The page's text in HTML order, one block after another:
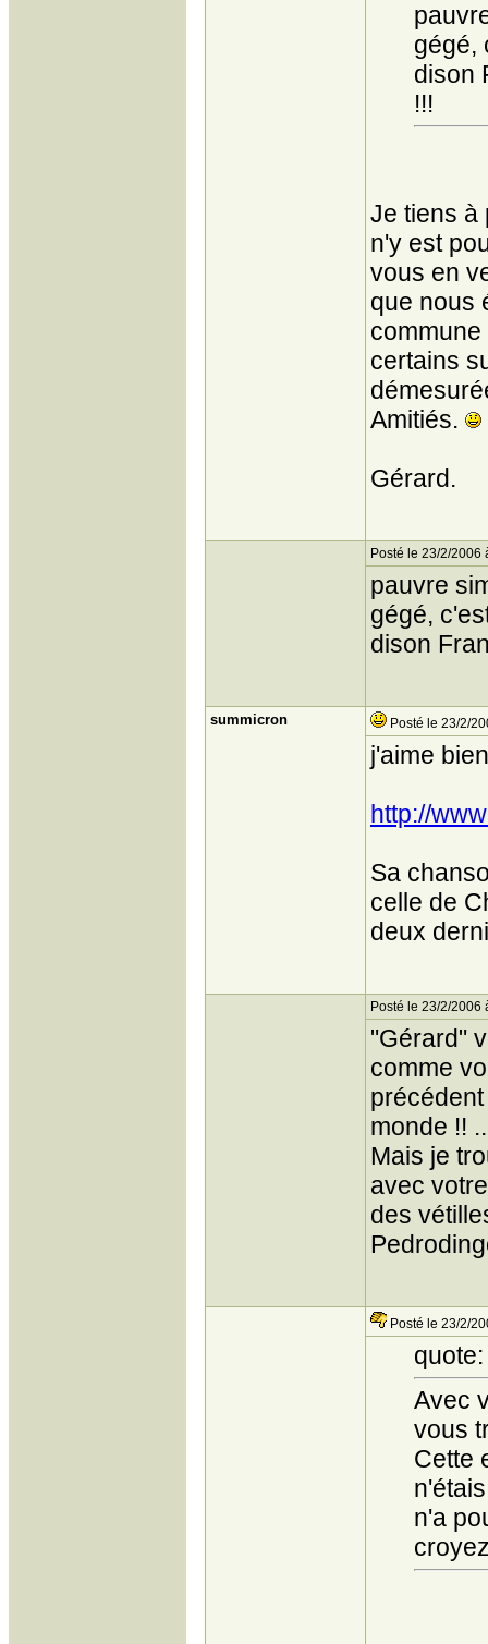
gégé,
dison
!!!
Je tiens à
n'y est
vous en
que nous
certains
Amitiés.
Gérard.
Posté le 23/2/2006
pauvre
gégé,
dison
summicron Posté le 23/2/
j'aime
http://
Sa
celle de
deux
Posté le 23/2/2006
"Gérard"
comme
monde !!
Mais je
avec
des
Posté le 23/2/
quote:
Avec
vous
Cette
n'a